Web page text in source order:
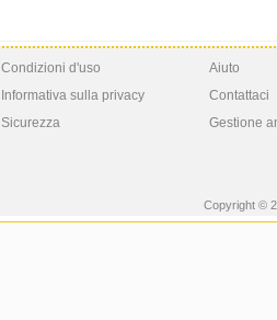
Condizioni d'uso
Informativa sulla privacy
Sicurezza
Aiuto
Contattaci
Gestione
Copyright ©